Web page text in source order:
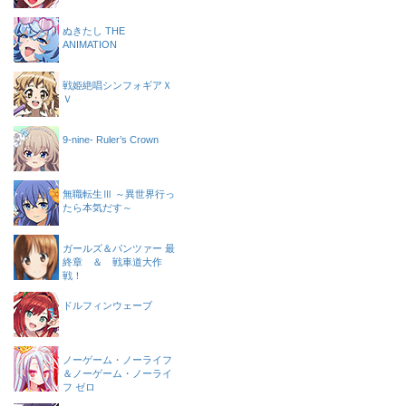
ぬきたし THE
ANIMATION
戦姫絶唱シンフォギアＸ
Ｖ
9-nine- Ruler’s Crown
無職転生Ⅲ ～異世界行っ
たら本気だす～
ガールズ＆パンツァー 最
終章 ＆ 戦車道大作
戦！
ドルフィンウェーブ
ノーゲーム・ノーライフ
＆ノーゲーム・ノーライ
フ ゼロ